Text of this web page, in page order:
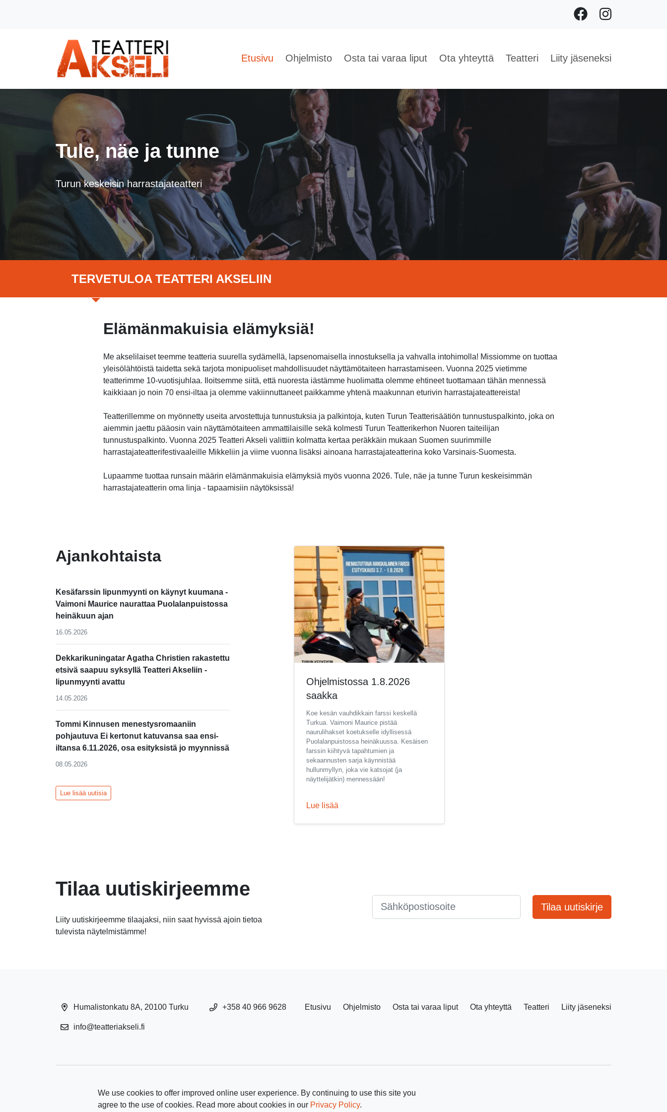
FacebookInstagram
Etusivu Ohjelmisto Osta tai varaa liput Ota yhteyttä Teatteri Liity jäseneksi
We use cookies to offer improved online user experience. By continuing to use this site you
agree to the use of cookies. Read more about cookies in our Privacy Policy.
Tule, näe ja tunne
Turun keskeisin harrastajateatteri
TERVETULOA TEATTERI AKSELIIN
Elämänmakuisia elämyksiä!
Me akselilaiset teemme teatteria suurella sydämellä, lapsenomaisella innostuksella ja vahvalla intohimolla! Missiomme on tuottaa
yleisölähtöistä taidetta sekä tarjota monipuoliset mahdollisuudet näyttämötaiteen harrastamiseen. Vuonna 2025 vietimme
teatterimme 10-vuotisjuhlaa. Iloitsemme siitä, että nuoresta iästämme huolimatta olemme ehtineet tuottamaan tähän mennessä
kaikkiaan jo noin 70 ensi-iltaa ja olemme vakiinnuttaneet paikkamme yhtenä maakunnan eturivin harrastajateattereista!
Teatterillemme on myönnetty useita arvostettuja tunnustuksia ja palkintoja, kuten Turun Teatterisäätiön tunnustuspalkinto, joka on
aiemmin jaettu pääosin vain näyttämötaiteen ammattilaisille sekä kolmesti Turun Teatterikerhon Nuoren taiteilijan
tunnustuspalkinto. Vuonna 2025 Teatteri Akseli valittiin kolmatta kertaa peräkkäin mukaan Suomen suurimmille
harrastajateatterifestivaaleille Mikkeliin ja viime vuonna lisäksi ainoana harrastajateatterina koko Varsinais-Suomesta.
Lupaamme tuottaa runsain määrin elämänmakuisia elämyksiä myös vuonna 2026. Tule, näe ja tunne Turun keskeisimmän
harrastajateatterin oma linja - tapaamisiin näytöksissä!
Ajankohtaista
Kesäfarssin lipunmyynti on käynyt kuumana -
Vaimoni Maurice naurattaa Puolalanpuistossa
heinäkuun ajan
16.05.2026
Dekkarikuningatar Agatha Christien rakastettu
etsivä saapuu syksyllä Teatteri Akseliin -
lipunmyynti avattu
14.05.2026
Tommi Kinnusen menestysromaaniin
pohjautuva Ei kertonut katuvansa saa ensi-
iltansa 6.11.2026, osa esityksistä jo myynnissä
08.05.2026
Lue lisää uutisia
Ohjelmistossa 1.8.2026
saakka
Koe kesän vauhdikkain farssi keskellä
Turkua. Vaimoni Maurice pistää
naurulihakset koetukselle idyllisessä
Puolalanpuistossa heinäkuussa. Kesäisen
farssin kiihtyvä tapahtumien ja
sekaannusten sarja käynnistää
hullunmyllyn, joka vie katsojat (ja
näyttelijätkin) mennessään!
Lue lisää
Tilaa uutiskirjeemme
Liity uutiskirjeemme tilaajaksi, niin saat hyvissä ajoin tietoa
tulevista näytelmistämme!
Tilaa uutiskirje
Humalistonkatu 8A, 20100 Turku +358 40 966 9628
info@teatteriakseli.fi
Etusivu Ohjelmisto Osta tai varaa liput Ota yhteyttä Teatteri Liity jäseneksi